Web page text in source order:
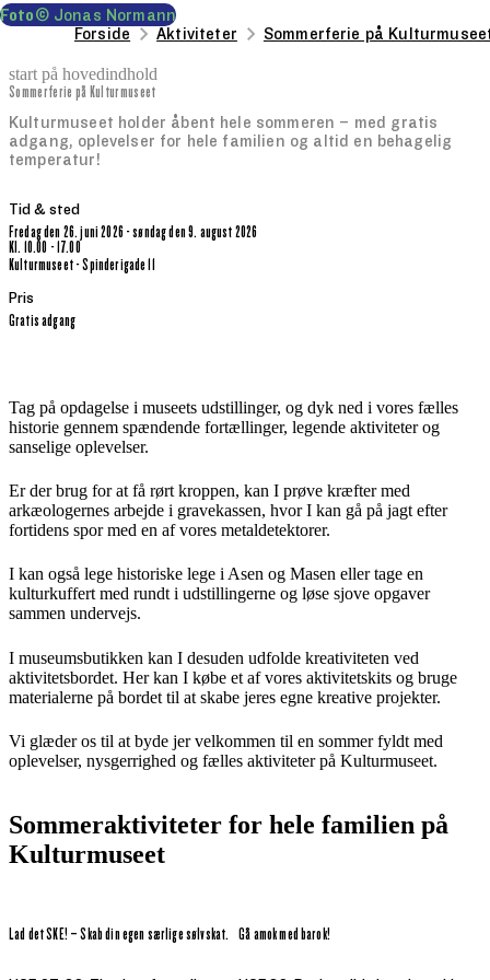
Foto© Jonas Normann
Forside
Aktiviteter Sommerferie på
start på hovedindhold
Sommerferie på Kulturmuseet
Kulturmuseet holder åbent hele sommeren – med gratis
adgang, oplevelser for hele familien og altid en behagelig
temperatur!
senest opdateret 8. juli 2026
Tid & sted
fredag den 26. juni 2026 - søndag den 9. august 2026
kl. 10.00 - 17.00
Kulturmuseet - Spinderigade 11
Pris
Gratis adgang
Tag på opdagelse i museets udstillinger, og dyk ned i vores fælles
historie gennem spændende fortællinger, legende aktiviteter og
sanselige oplevelser.
Er der brug for at få rørt kroppen, kan I prøve kræfter med
arkæologernes arbejde i gravekassen, hvor I kan gå på jagt efter
fortidens spor med en af vores metaldetektorer.
I kan også lege historiske lege i Asen og Masen eller tage en
kulturkuffert med rundt i udstillingerne og løse sjove opgaver
sammen undervejs.
I museumsbutikken kan I desuden udfolde kreativiteten ved
aktivitetsbordet. Her kan I købe et af vores aktivitetskits og bruge
materialerne på bordet til at skabe jeres egne kreative projekter.
Vi glæder os til at byde jer velkommen til en sommer fyldt med
oplevelser, nysgerrighed og fælles aktiviteter på Kulturmuseet.
Sommeraktiviteter for hele familien på
Kulturmuseet
Lad det SKE! – Skab din egen særlige sølvskat. Gå amok med barok!